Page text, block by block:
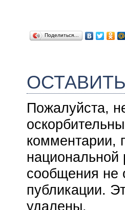
Поделиться…
Пожалуйста,
комментарии,
национальной
сообщения не
публикации.
удалены.